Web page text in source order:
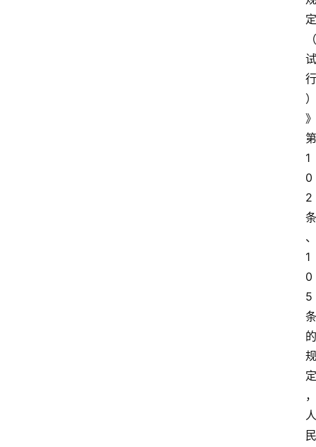
定
（
试
行
）
》
第
1
0
2
条
、
1
0
5
条
的
规
定
，
人
民